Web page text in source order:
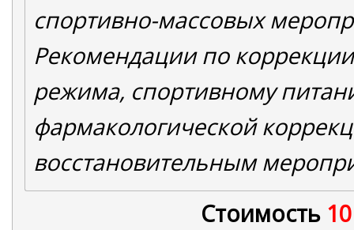
спортивно-массовых
Рекомендации по
режима, спортивному
фармакологической
восстановительным
Стоимость